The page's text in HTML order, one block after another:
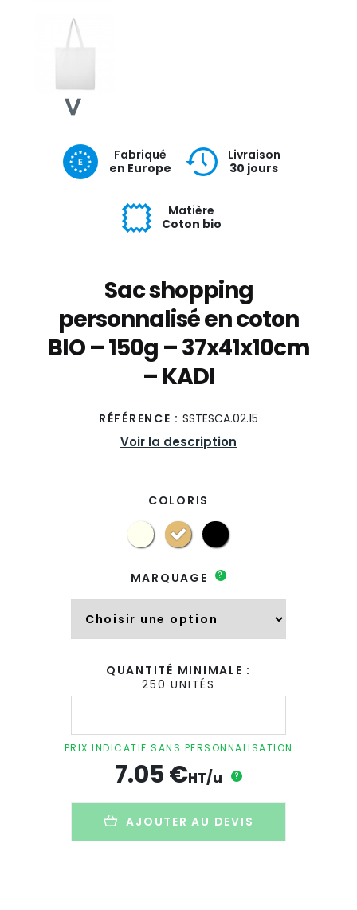
Fabriqué
en Europe
Livraison
30 jours
Matière
Coton bio
Sac shopping
personnalisé en coton
BIO – 150g – 37x41x10cm
– KADI
RÉFÉRENCE : SSTESCA.02.15
Voir la description
COLORIS
MARQUAGE ?
QUANTITÉ MINIMALE :
250 UNITÉS
quantité
shopping
personnalisé
-
PRIX INDICATIF SANS PERSONNALISATION
7.05€HT/u ?
AJOUTER AU DEVIS